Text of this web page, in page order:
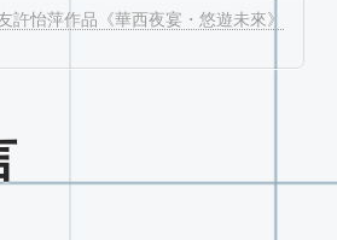
許怡萍作品《華西夜宴・悠遊未來》